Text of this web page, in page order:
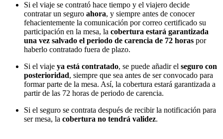
Si el viaje se contrató hace tiempo y el viajero decide
contratar un seguroahora, y siempre antes de conocer
fehacientemente la comunicación por correo certificado su
participación en la mesa, lacobertura estará garantizada
una vez salvado el periodo de carencia de 72 horas por
haberlo contratado fuera de plazo.
Si el viajeya está contratado, se puede añadir elseguro con
posterioridad, siempre que sea antes de ser convocado para
formar parte de la mesa. Así, la cobertura estará garantizada a
partir de las 72 horas de periodo de carencia.
Si el seguro se contrata después de recibir la notificación para
ser mesa, lacobertura no tendrá validez.